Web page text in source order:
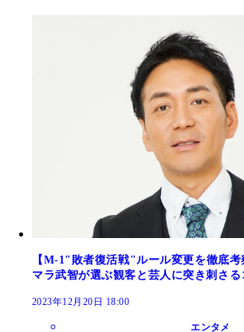
【M-1"敗者復活戦"ルール変更を徹底
マラ武智が選ぶ観客と芸人に突き刺さる
2023年12月20日 18:00
エンタメ